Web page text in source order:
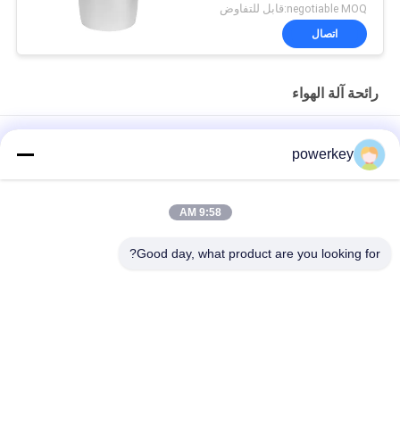
negotiable MOQ:قابل للتفاوض
اتصال
رائحة آلة الهواء
الألومنيوم
100ML بريميوم الضروري النفط الناشر آلة الروائح الناشر الهواء 1.57W
powerkey
9:58 AM
Good day, what product are you looking for?